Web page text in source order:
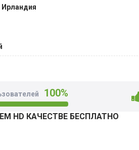
100%
HD КАЧЕСТВЕ БЕСПЛАТНО